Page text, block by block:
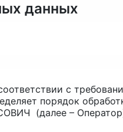
данных
с
порядок
(далее –